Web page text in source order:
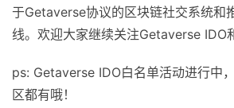
于Getaverse协议的区块链社交系统和
线。欢迎大家继续关注Getaverse IDO
ps: Getaverse IDO白名单活动进行中
区都有哦！